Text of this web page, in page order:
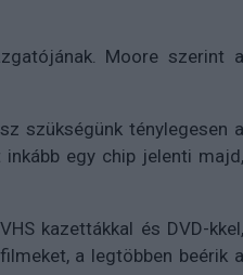
Moore szerint a
szükségünk ténylegesen a
egy chip jelenti majd,
kazettákkal és DVD-kkel,
a legtöbben beérik a